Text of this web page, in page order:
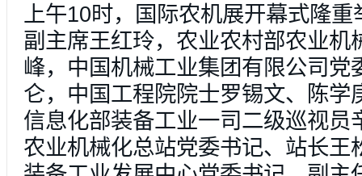
上午10时，国际农机展开幕式隆
副主席王红玲，农业农村部农业机
峰，中国机械工业集团有限公司党
仑，中国工程院院士罗锡文、陈学
信息化部装备工业一司二级巡视员
农业机械化总站党委书记、站长王